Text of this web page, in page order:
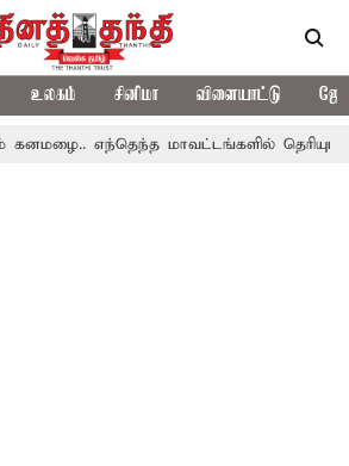
உலகம் சினிமா விளையாட்டு
மாவட்டங்களில் தெரியுமா..?